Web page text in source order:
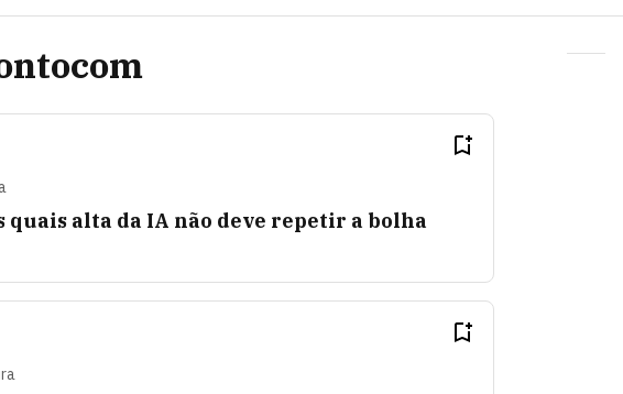
quais alta da IA não deve repetir a bolha